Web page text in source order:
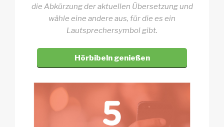
die Abkürzung der aktuellen Übersetzung und
wähle eine andere aus, für die es ein
Lautsprechersymbol gibt.
Hörbibeln genießen